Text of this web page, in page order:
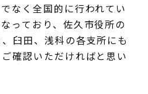
なく全国的に行われてい
っており、佐久市役所の
臼田、浅科の各支所にも
確認いただければと思い